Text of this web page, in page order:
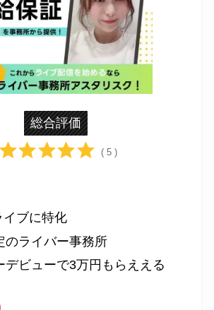
総合評価
( 5 )
イブに特化
のライバー事務所
デビューで3万円もらええる